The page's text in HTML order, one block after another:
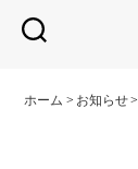
ホーム > お知らせ>